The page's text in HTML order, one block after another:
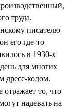
труда.
писателю
его где-то
в 1930-х
для многих
дресс-кодом.
то, что
надевать на